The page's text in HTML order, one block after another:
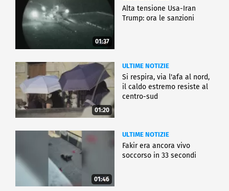
01:37
Alta tensione Usa-Iran
Trump: ora le sanzioni
01:20
ULTIME NOTIZIE
Si respira, via l'afa al nord,
il caldo estremo resiste al
centro-sud
01:46
ULTIME NOTIZIE
Fakir era ancora vivo
soccorso in 33 secondi